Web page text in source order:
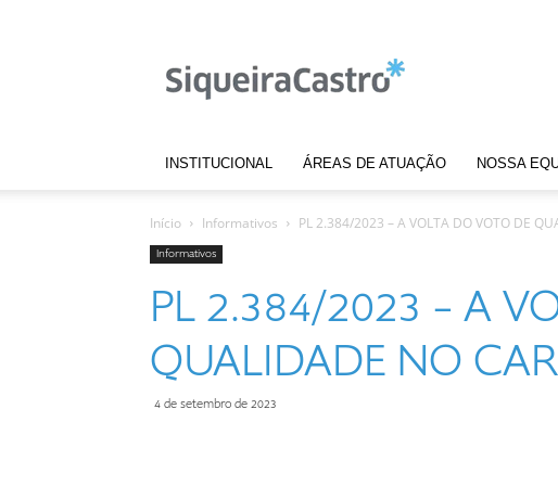
Siqueira
INSTITUCIONAL ÁREAS DE ATUAÇÃO NOSSA
Início Informativos PL 2.384/2023 – A VOLTA DO VOTO DE
Informativos
PL 2.384/2023 – A
QUALIDADE NO
4 de setembro de 2023